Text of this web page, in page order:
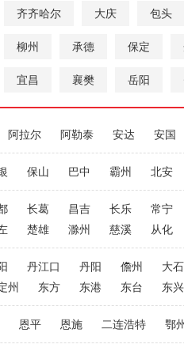
齐齐哈尔 大庆 包头
柳州 承德 保定
宜昌 襄樊 岳阳
阿拉尔 阿勒泰 安达 安国
保山 巴中 霸州 北安
长葛 昌吉 长乐
常宁
楚雄 滁州 慈溪 从化
丹江口 丹阳 儋州
大
州 东方 东港 东台 东兴
恩平 恩施 二连浩特 鄂